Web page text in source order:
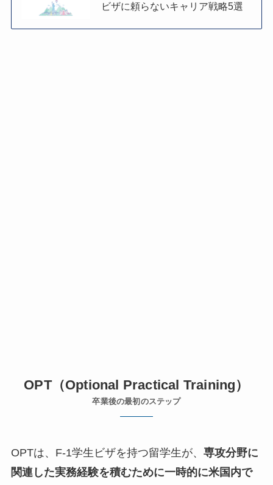
ビザに頼らないキャリア戦略5選
OPT（Optional Practical Training）
卒業後の最初のステップ
OPTは、F-1学生ビザを持つ留学生が、 専攻分野に
関連した実務経験を積むために一時的に米国内で